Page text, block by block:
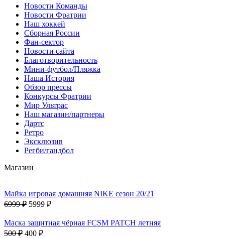
Новости Команды
Новости Фратрии
Наш хоккей
Сборная России
Фан-cектор
Новости сайта
Благотворительность
Мини-футбол/Пляжка
Наша История
Обзор прессы
Конкурсы Фратрии
Мир Ультрас
Наш магазин/партнеры
Дартс
Ретро
Эксклюзив
Регби/гандбол
Магазин
Майка игровая домашняя NIKE сезон 20/21
6999 ₽ 5999 ₽
Маска защитная чёрная FCSM PATCH летняя
500 ₽ 400 ₽